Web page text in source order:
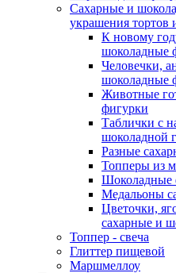
Сахарные и
украшения тортов
К новому
шоколадные
Человечки,
шоколадные
Животные
фигурки
Таблички с
шоколадной
Разные
Топперы из
Шоколадные
Медальоны
Цветочки,
сахарные и
Топпер - свеча
Глиттер пищевой
Маршмеллоу